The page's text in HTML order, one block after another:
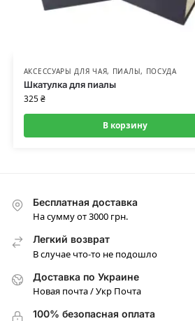
АКСЕССУАРЫ ДЛЯ ЧАЯ, ПИАЛЫ, ПОСУДА
Шкатулка для пиалы
325₴
В корзину
Бесплатная доставка
На сумму от 3000 грн.
Легкий возврат
В случае что-то не подошло
Доставка по Украине
Новая почта / Укр Почта
100% безопасная оплата